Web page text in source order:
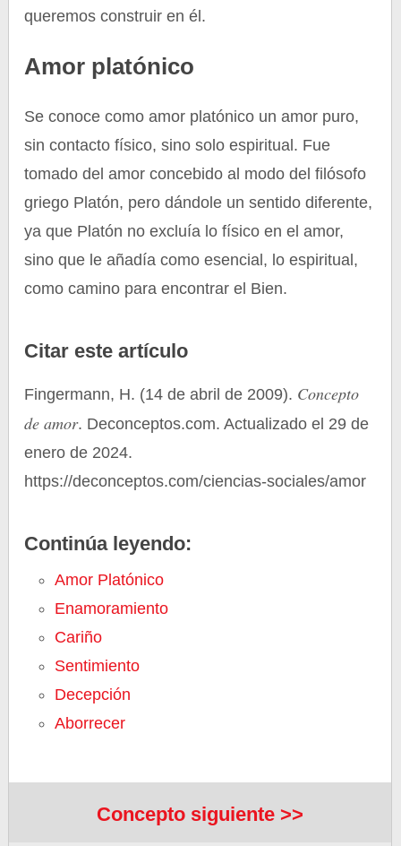
queremos construir en él.
Amor platónico
Se conoce como amor platónico un amor puro,
sin contacto físico, sino solo espiritual. Fue
tomado del amor concebido al modo del filósofo
griego Platón, pero dándole un sentido diferente,
ya que Platón no excluía lo físico en el amor,
sino que le añadía como esencial, lo espiritual,
como camino para encontrar el Bien.
Citar este artículo
Fingermann, H. (14 de abril de 2009). Concepto
de amor. Deconceptos.com. Actualizado el 29 de
enero de 2024.
https://deconceptos.com/ciencias-sociales/amor
Continúa leyendo:
Amor Platónico
Enamoramiento
Cariño
Sentimiento
Decepción
Aborrecer
Concepto siguiente >>